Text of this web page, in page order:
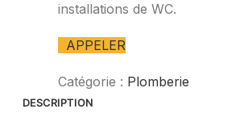
installations de WC.
APPELER
Catégorie : Plomberie
DESCRIPTION